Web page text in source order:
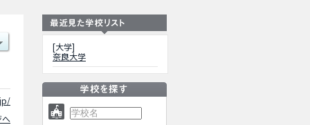
へ
[大学]
奈良大学